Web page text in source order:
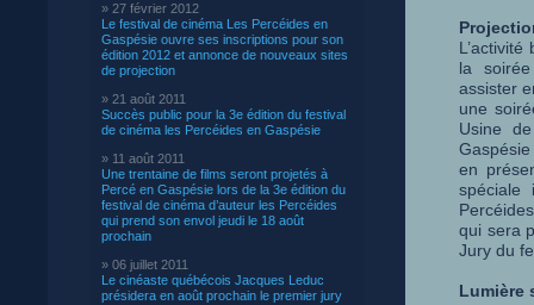
» 27 février 2012
Le festival de cinéma Les Percéides en
Gaspésie ouvre ses inscriptions pour son
édition 2012 et annonce de nouveaux sites
de projection
» 21 août 2011
Succès public pour la 3e édition du festival
de cinéma les Percéides en Gaspésie
» 11 août 2011
Une trentaine de films seront projetés à
Percé en Gaspésie lors de la 3e édition du
festival de cinéma d’auteur les Percéides
qui prend son envol jeudi le 18 août
prochain
» 06 juillet 2011
Le cinéaste québécois Jacques Leduc
présidera en août prochain le premier jury
la
assister
une
Usine
en
spéciale
qui sera
Jury du
Lumière